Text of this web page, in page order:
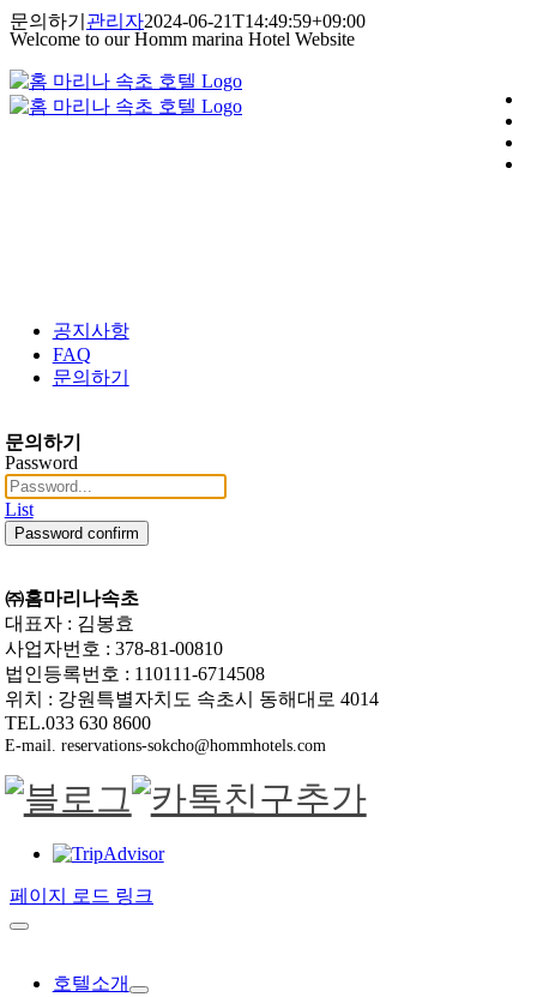
콘
텐
츠
로
건
Welcome to our Homm marina Hotel Website
문의하기 관리자2024-06-21T14:49:59+09:00
공지사항
FAQ
문의하기
문의하기
Password
List
Password confirm
㈜홈마리나속초
대표자 : 김봉효
사업자번호 : 378-81-00810
법인등록번호 : 110111-6714508
위치 : 강원특별자치도 속초시 동해대로 4014
TEL.033 630 8600
E-mail. reservations-sokcho@hommhotels.com
페이지 로드 링크
호텔소개